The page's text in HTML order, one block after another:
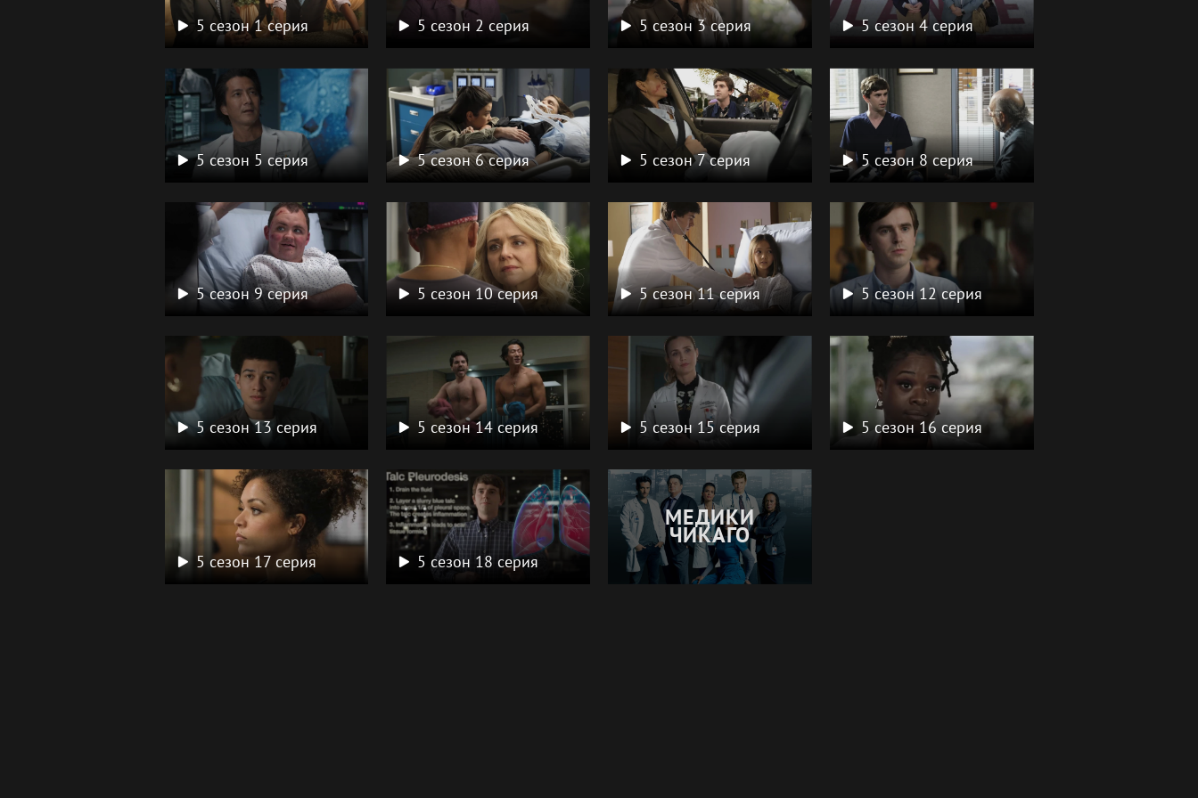
5 сезон 1 серия 5 сезон 2 серия 5 сезон 3 серия 5 сезон 4 серия
5 сезон 5 серия 5 сезон 6 серия 5 сезон 7 серия 5 сезон 8 серия
5 сезон 9 серия 5 сезон 10 серия 5 сезон 11 серия 5 сезон 12 серия
5 сезон 13 серия 5 сезон 14 серия 5 сезон 15 серия 5 сезон 16 серия
5 сезон 17 серия 5 сезон 18 серия
МЕДИКИ
ЧИКАГО